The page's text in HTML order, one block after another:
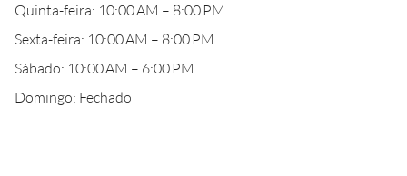
Quinta-feira: 10:00 AM – 8:00 PM
Sexta-feira: 10:00 AM – 8:00 PM
Sábado: 10:00 AM – 6:00 PM
Domingo: Fechado